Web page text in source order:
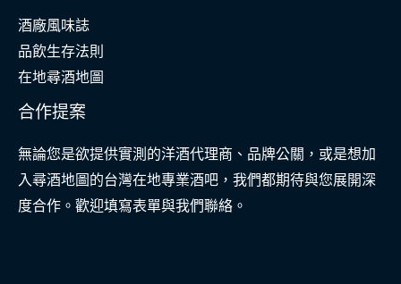
酒廠風味誌
品飲生存法則
在地尋酒地圖
合作提案
無論您是欲提供實測的洋酒代理商、品牌公關，或是想加
入尋酒地圖的台灣在地專業酒吧，我們都期待與您展開深
度合作。歡迎填寫表單與我們聯絡。